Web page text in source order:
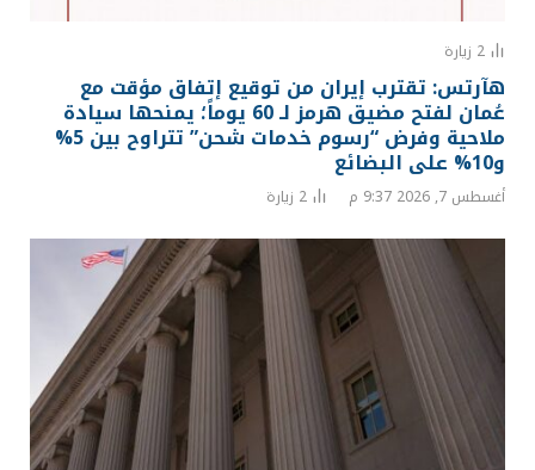
2 زيارة
هآرتس: تقترب إيران من توقيع إتفاق مؤقت مع
عُمان لفتح مضيق هرمز لـ 60 يوماً؛ يمنحها سيادة
ملاحية وفرض “رسوم خدمات شحن” تتراوح بين 5%
و10% على البضائع
أغسطس 7, 2026 9:37 م 2 زيارة